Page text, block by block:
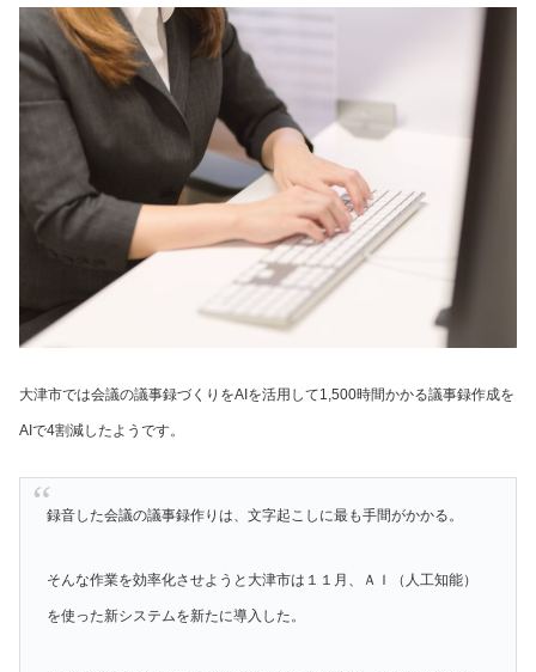
大津市では会議の議事録づくりをAIを活用して1,500時間かかる議事録作成を
AIで4割減したようです。
録音した会議の議事録作りは、文字起こしに最も手間がかかる。
そんな作業を効率化させようと大津市は１１月、ＡＩ（人工知能）
を使った新システムを新たに導入した。